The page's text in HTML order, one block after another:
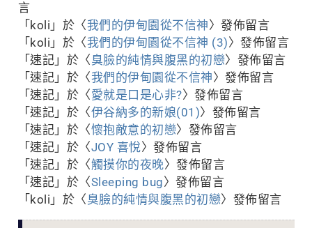
言
「 koli 」於〈我們的伊甸園從不信神〉發佈留言
「 koli 」於〈我們的伊甸園從不信神 (3)〉發佈留言
「 速記 」於〈臭臉的純情與腹黑的初戀〉發佈留言
「 速記 」於〈我們的伊甸園從不信神〉發佈留言
「 速記 」於〈愛就是口是心非?〉發佈留言
「 速記 」於〈伊谷納多的新娘(01)〉發佈留言
「 速記 」於〈懷抱敵意的初戀〉發佈留言
「 速記 」於〈JOY 喜悅〉發佈留言
「 速記 」於〈觸摸你的夜晚〉發佈留言
「 速記 」於〈Sleeping bug〉發佈留言
「 koli 」於〈臭臉的純情與腹黑的初戀〉發佈留言